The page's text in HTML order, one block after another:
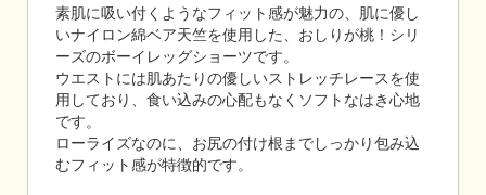
素肌に吸い付くようなフィット感が魅力の、肌に優し
いナイロン綿ベア天竺を使用した、おしりが桃！シリ
ーズのボーイレッグショーツです。
ウエストには肌あたりの優しいストレッチレースを使
用しており、食い込みの心配もなくソフトなはき心地
です。
ローライズなのに、お尻の付け根までしっかり包み込
むフィット感が特徴的です。